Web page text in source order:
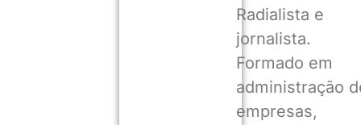
Radialista e
jornalista.
Formado em
administração
empresas,